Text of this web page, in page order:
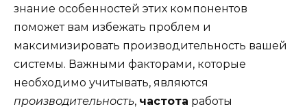
знание особенностей этих компонентов
поможет вам избежать проблем и
максимизировать производительность вашей
системы. Важными факторами, которые
необходимо учитывать, являются
производительность, частота работы